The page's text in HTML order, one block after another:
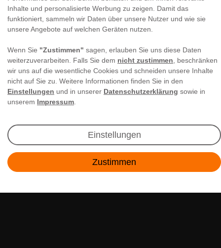
Inhalte und personalisierte Werbung zu zeigen. Damit das
funktioniert, sammeln wir Daten über unsere Nutzer und wie sie
unsere Angebote auf welchen Geräten nutzen.
Wenn Sie "Zustimmen" sagen, erlauben Sie uns diese Daten
weiterzuverarbeiten. Falls Sie dem nicht zustimmen , beschränken
wir uns auf die wesentliche Cookies und schneiden unsere Inhalte
nicht auf Sie zu. Weitere Informationen finden Sie in den
Einstellungen und in unserer Datenschutzerklärung sowie in
unserem Impressum
Einstellungen
Zustimmen
Newsletter Anmeldung
Angebote & Rabatte per E-Mail erhalten - Geld
sparen war noch nie so einfach!
E-MAIL **
Abonnieren
** Hierbei handelt es sich um ein Pflichtfeld.